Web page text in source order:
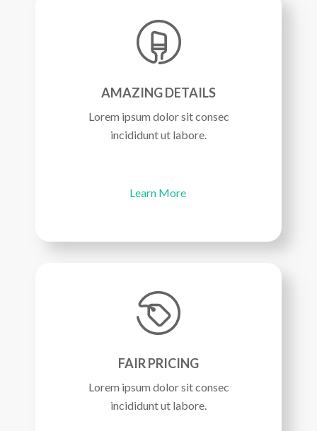
AMAZING DETAILS
Lorem ipsum dolor sit consec
incididunt ut labore.
Learn More
FAIR PRICING
Lorem ipsum dolor sit consec
incididunt ut labore.